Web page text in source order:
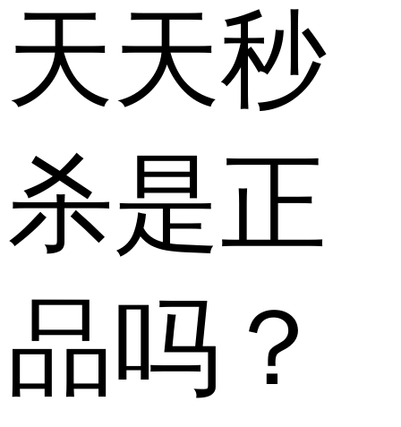
天天秒
杀是正
品吗？